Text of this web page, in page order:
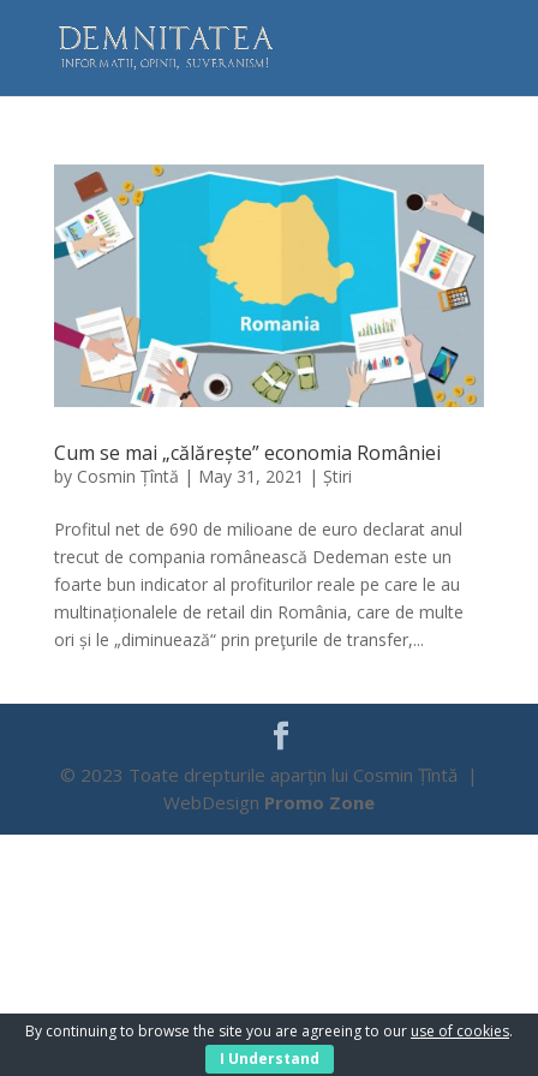
Cum se mai „călărește” economia României
by Cosmin Țîntă | May 31, 2021 | Știri
Profitul net de 690 de milioane de euro declarat anul
trecut de compania românească Dedeman este un
foarte bun indicator al profiturilor reale pe care le au
multinaționalele de retail din România, care de multe
ori și le „diminuează“ prin preţurile de transfer,...
© 2023 Toate drepturile aparțin lui Cosmin Țîntă |
WebDesign Promo Zone
By continuing to browse the site you are agreeing to our use of cookies.
I Understand